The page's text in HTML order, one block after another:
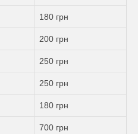
180 грн
200 грн
250 грн
250 грн
180 грн
700 грн